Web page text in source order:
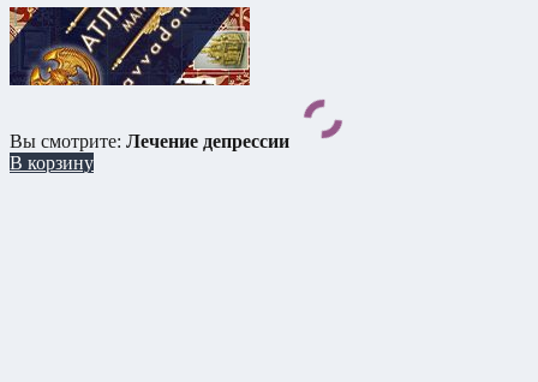
Вы смотрите: Лечение депрессии
В корзину